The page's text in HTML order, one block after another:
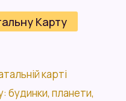
Карту
карті
будинки, планети,